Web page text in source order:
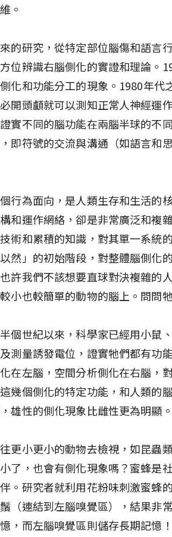
。
的研究，從特定部位腦傷和語言
位辨識右腦側化的實證和理論。
化和功能分工的現象。1980年代
開頭顱就可以測知正常人神經運
實不同的腦功能在兩腦半球的不
即符號的交流與溝通（如語言和
行為面向，是人類生存和生活的
和運作網絡，卻是非常廣泛和複
術和累積的知識，對其單一系統
然」的初始階段，對整體腦側化
許我們不該想要直球對決複雜的
小也較簡單的動物的腦上。問問
個世紀以來，科學家已經用小鼠
測量誘發電位，證實牠們都有功
在左腦，空間分析側化在右腦，
幾個側化的特定功能，和人類的
雄性的側化現象比雌性更為明顯。
更小更小的動物去檢視，如昆蟲
了，也會有側化現象嗎？蜜蜂是
。研究者就利用花粉味刺激蜜蜂
（連結到左腦嗅覺區），結果非
，而左腦嗅覺區則儲存長期記憶！